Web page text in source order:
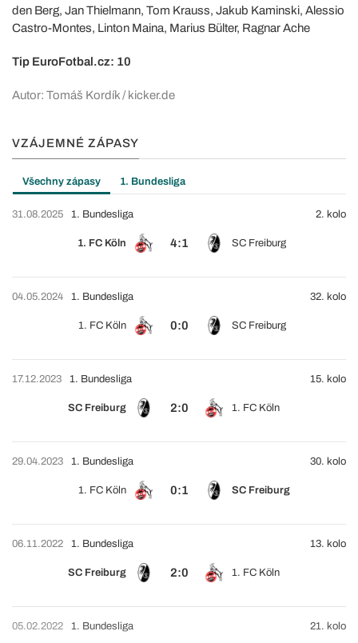
den Berg, Jan Thielmann, Tom Krauss, Jakub Kaminski, Alessio
Castro-Montes, Linton Maina, Marius Bülter, Ragnar Ache
Tip EuroFotbal.cz: 10
Autor: Tomáš Kordík / kicker.de
VZÁJEMNÉ ZÁPASY
Všechny zápasy 1. Bundesliga
31.08.2025
1. FC Köln 4:1 SC Freiburg
1. Bundesliga 2. kolo
04.05.2024
1. FC Köln 0:0 SC Freiburg
1. Bundesliga 32. kolo
17.12.2023
SC Freiburg 2:0 1. FC Köln
1. Bundesliga 15. kolo
29.04.2023
1. FC Köln 0:1 SC Freiburg
1. Bundesliga 30. kolo
06.11.2022
SC Freiburg 2:0 1. FC Köln
1. Bundesliga 13. kolo
05.02.2022 1. Bundesliga 21. kolo